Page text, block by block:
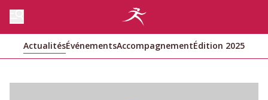
ActualitésÉvénementsAccompagnementÉdition 2025